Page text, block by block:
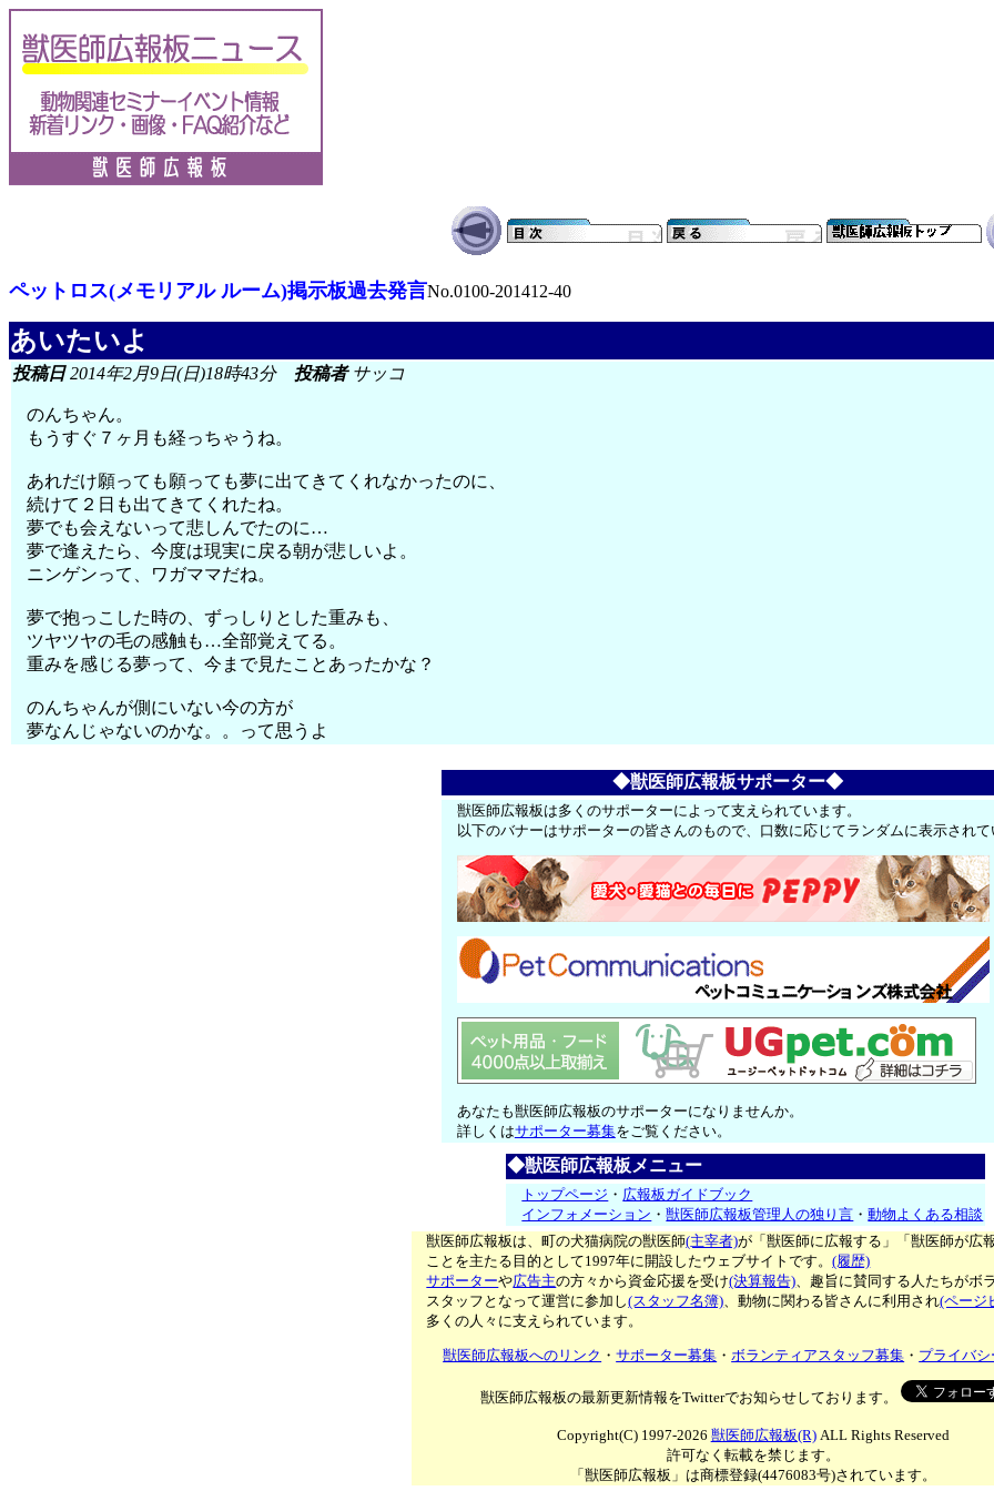
ペットロス(メモリアル ルーム)掲示板過去発言No.0100-201412-40
あいたいよ
投稿日2014年2月9日(日)18時43分 投稿者サッコ
のんちゃん。
もうすぐ７ヶ月も経っちゃうね。
あれだけ願っても願っても夢に出てきてくれなかったのに、
続けて２日も出てきてくれたね。
夢でも会えないって悲しんでたのに…
夢で逢えたら、今度は現実に戻る朝が悲しいよ。
ニンゲンって、ワガママだね。
夢で抱っこした時の、ずっしりとした重みも、
ツヤツヤの毛の感触も…全部覚えてる。
重みを感じる夢って、今まで見たことあったかな？
のんちゃんが側にいない今の方が
夢なんじゃないのかな。。って思うよ
◆獣医師広報板サポーター◆
獣医師広報板は多くのサポーターによって支えられています。
以下のバナーはサポーターの皆さんのもので、口数に応じてランダムに表示され
あなたも獣医師広報板のサポーターになりませんか。
詳しくはサポーター募集をご覧ください。
◆獣医師広報板メニュー
トップページ ・ 広報板ガイドブック
インフォメーション ・獣医師広報板管理人の独り言 ・動物よくある相談
獣医師広報板は、町の犬猫病院の獣医師(主宰者)が「獣医師に広報する」「獣医師が広
ことを主たる目的として1997年に開設したウェブサイトです。(履歴)
サポーターや広告主の方々から資金応援を受け(決算報告)、趣旨に賛同する人たちがボ
スタッフとなって運営に参加し(スタッフ名簿)、動物に関わる皆さんに利用され(ページ
多くの人々に支えられています。
獣医師広報板へのリンク ・サポーター募集 ・ボランティアスタッフ募集 ・ プライバ
獣医師広報板の最新更新情報をTwitterでお知らせしております。
Copyright(C) 1997-2026 獣医師広報板(R)ALL Rights Reserved
許可なく転載を禁じます。
「獣医師広報板」は商標登録(4476083号)されています。